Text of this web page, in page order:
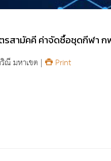
สามัคคี ค่าจัดซื้อชุดกีฬา ก
ณี มหาเขต | Print